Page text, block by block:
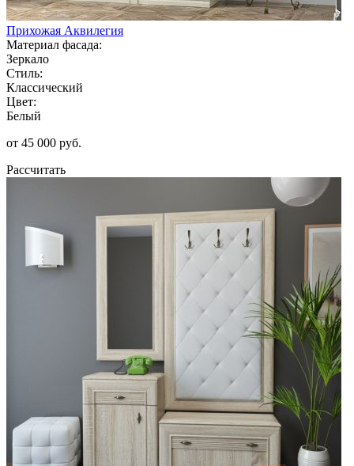
Прихожая Аквилегия
Материал фасада:
Зеркало
Стиль:
Классический
Цвет:
Белый
от 45 000 руб.
Рассчитать